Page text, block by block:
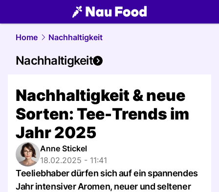
food.NAU.ch
Home Nachhaltigkeit
Nachhaltigkeit
Nachhaltigkeit & neue
Sorten: Tee-Trends im
Jahr 2025
Anne Stickel
18.02.2025 - 11:41
Teeliebhaber dürfen sich auf ein spannendes
Jahr intensiver Aromen, neuer und seltener